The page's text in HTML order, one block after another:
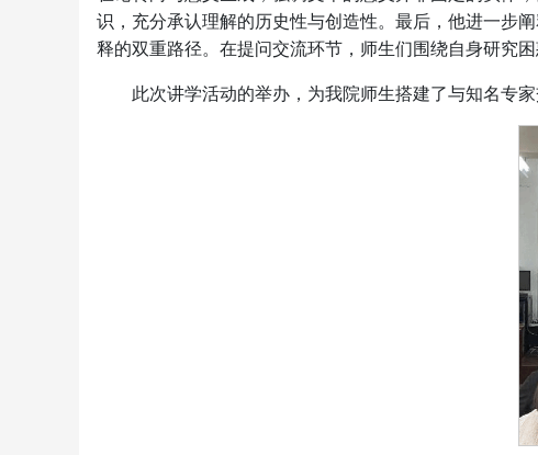
识，充分承认理解的历史性与创造性。最后，他进一步
释的双重路径。在提问交流环节，师生们围绕自身研究
此次讲学活动的举办，为我院师生搭建了与知名专